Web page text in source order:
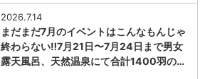
2026.7.14
まだまだ7月のイベントはこんなもんじゃ
終わらない‼️7月21日〜7月24日まで男女
露天風呂、天然温泉にて合計1400羽の…